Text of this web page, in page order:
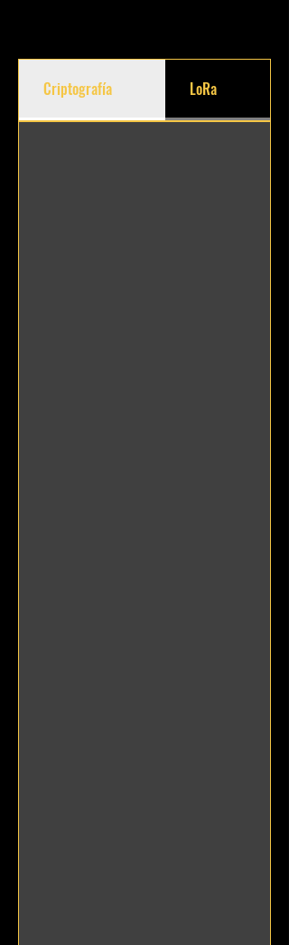
Criptografía LoRa